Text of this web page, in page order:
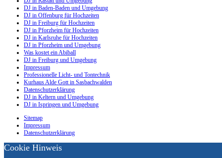
DJ in Baden-Baden und Umgebung
DJ in Offenburg für Hochzeiten
DJ in Freiburg für Hochzeiten
DJ in Pforzheim für Hochzeiten
DJ in Karlsruhe für Hochzeiten
DJ in Pforzheim und Umgebung
Was kostet ein Abiball
DJ in Freiburg und Umgebung
Impressum
Professionelle Licht- und Tontechnik
Kurhaus Alde Gott in Sasbachwalden
Datenschutzerklärung
DJ in Keltern und Umgebung
DJ in Ispringen und Umgebung
Sitemap
Impressum
Datenschutzerklärung
Cookie Hinweis